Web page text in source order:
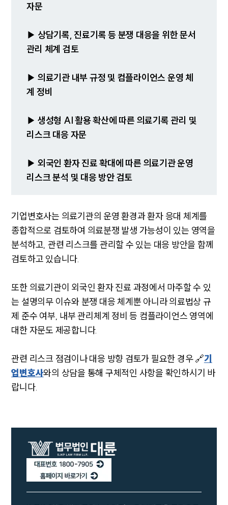
기업전문변호사
업무협력·법률자문 기업
오시는 길
글로벌 파트너 로펌
통합검색
AI대륜
주요 업무사례
기업 인사이트
사례분석/최신동향
법률정보
NEWS
법률서식
뉴스레터/브로슈어
세미나
자문
▶ 상담기록, 진료기록 등 분쟁 대응을 위한 문서
관리 체계 검토
▶ 의료기관 내부 규정 및 컴플라이언스 운영 체
계 정비
▶ 생성형 AI 활용 확산에 따른 의료기록 관리 및
리스크 대응 자문
▶ 외국인 환자 진료 확대에 따른 의료기관 운영
리스크 분석 및 대응 방안 검토
기업변호사는 의료기관의 운영 환경과 환자 응대 체계를
종합적으로 검토하여 의료분쟁 발생 가능성이 있는 영역을
분석하고, 관련 리스크를 관리할 수 있는 대응 방안을 함께
검토하고 있습니다.
또한 의료기관이 외국인 환자 진료 과정에서 마주할 수 있
는 설명의무 이슈와 분쟁 대응 체계뿐 아니라 의료법상 규
제 준수 여부, 내부 관리체계 정비 등 컴플라이언스 영역에
대한 자문도 제공합니다.
관련 리스크 점검이나 대응 방향 검토가 필요한 경우 🔗기
업변호사와의 상담을 통해 구체적인 사항을 확인하시기 바
랍니다.